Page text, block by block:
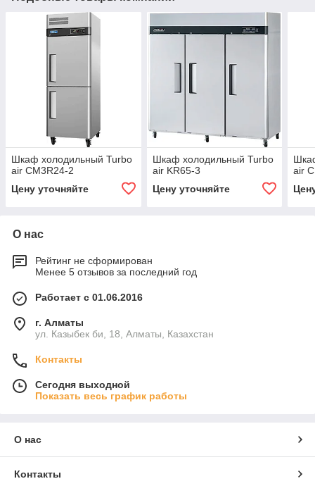
Шкаф холодильный Turbo
air CM3R24-2
Цену уточняйте
Шкаф холодильный Turbo
air KR65-3
Цену уточняйте
air
О нас
Рейтинг не сформирован
Менее 5 отзывов за последний год
Работает с 01.06.2016
г. Алматы
ул. Казыбек би, 18, Алматы, Казахстан
Контакты
Сегодня выходной
Показать весь график работы
О нас
Контакты